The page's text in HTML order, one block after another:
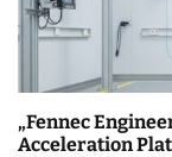
„Fennec
Acceleration